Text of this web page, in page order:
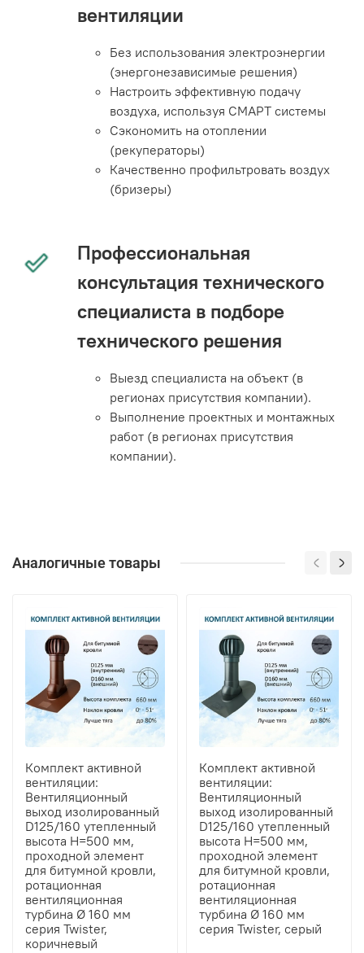
вентиляции
Без использования электроэнергии
(энергонезависимые решения)
Настроить эффективную подачу
воздуха, используя СМАРТ системы
Сэкономить на отоплении
(рекуператоры)
Качественно профильтровать воздух
(бризеры)
Профессиональная
консультация технического
специалиста в подборе
технического решения
Выезд специалиста на объект (в
регионах присутствия компании).
Выполнение проектных и монтажных
работ (в регионах присутствия
компании).
Аналогичные товары
Комплект активной
вентиляции:
Вентиляционный
выход изолированный
D125/160 утепленный
высота H=500 мм,
проходной элемент
для битумной кровли,
ротационная
вентиляционная
турбина Ø 160 мм
серия Twister,
коричневый
Комплект активной
вентиляции:
Вентиляционный
выход изолированный
D125/160 утепленный
высота H=500 мм,
проходной элемент
для битумной кровли,
ротационная
вентиляционная
турбина Ø 160 мм
серия Twister, серый